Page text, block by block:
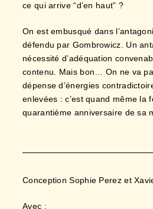
ce qui arrive “d’en haut” ?
On est embusqué dans
défendu par Gombrowicz. Un
nécessité d’adéquation
contenu. Mais bon… On ne va
dépense d’énergies
enlevées : c’est quand même la
quarantième anniversaire de sa
Conception Sophie Perez et
Avec :